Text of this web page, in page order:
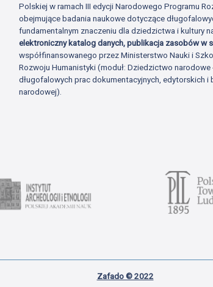
Profil Facebook
Polskiej w ramach III edycji Narodowego Programu
obejmujące badania naukowe dotyczące
fundamentalnym znaczeniu dla dziedzictwa i kultury
elektroniczny katalog danych, publikacja zasobów w
współfinansowanego przez Ministerstwo Nauki i
Rozwoju Humanistyki (moduł: Dziedzictwo
długofalowych prac dokumentacyjnych, edytorskich
narodowej).
Zafado © 2022